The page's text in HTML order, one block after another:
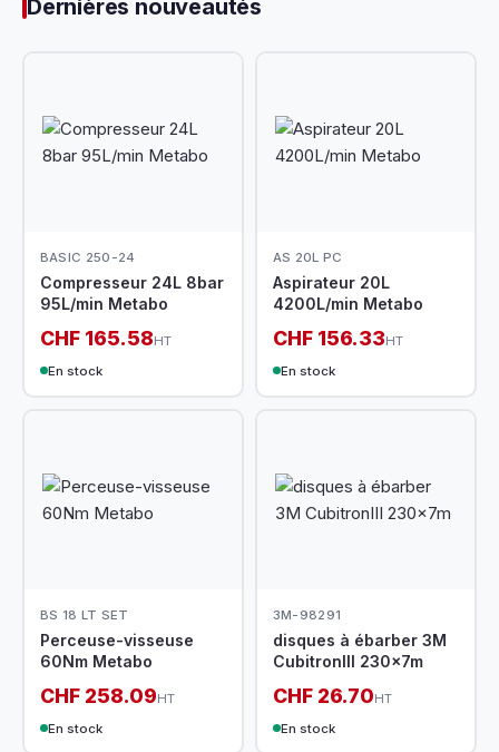
Dernières nouveautés
BASIC 250-24
Compresseur 24L 8bar
95L/min Metabo
CHF 165.58HT
En stock
AS 20L PC
Aspirateur 20L
4200L/min Metabo
CHF 156.33HT
En stock
BS 18 LT SET
Perceuse-visseuse
60Nm Metabo
CHF 258.09HT
En stock
3M-98291
disques à ébarber 3M
CubitronIII 230x7m
CHF 26.70HT
En stock